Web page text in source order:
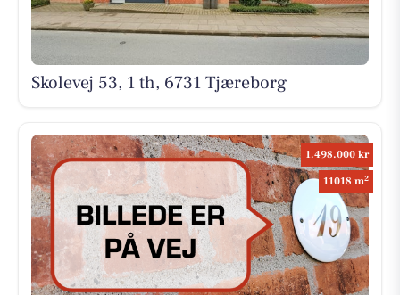
Skolevej 53, 1 th, 6731 Tjæreborg
1.498.000 kr
11018 m2